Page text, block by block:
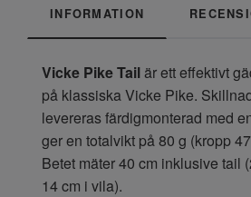
INFORMATION
Vicke Pike Tailär ett effektivt
på klassiska Vicke Pike.
levereras färdigmonterad med
ger en totalvikt på 80 g (kropp
Betet mäter 40 cm inklusive tail
14 cm i vila).